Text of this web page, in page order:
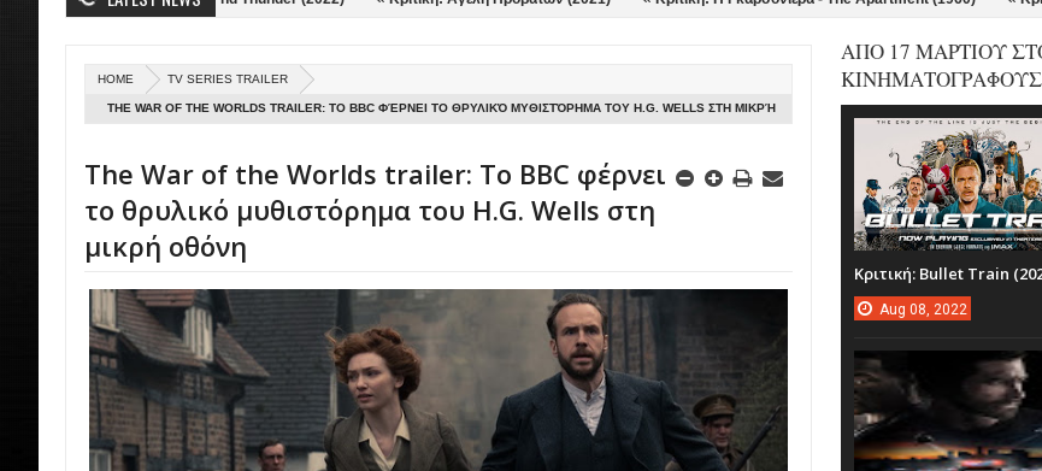
HOME TV SERIES TRAILER
THE WAR OF THE WORLDS TRAILER: ΤΟ BBC ΦΈΡΝΕΙ ΤΟ ΘΡΥΛΙΚΌ ΜΥΘΙΣΤΌΡΗΜΑ ΤΟΥ H.G. WELLS ΣΤΗ ΜΙΚΡΉ
The War of the Worlds trailer: Το BBC φέρνει
το θρυλικό μυθιστόρημα του H.G. Wells στη
μικρή οθόνη
ΑΠΟ 17 ΜΑΡΤΙΟΥ
ΚΙΝΗΜΑΤΟΓΡΑΦΟΥΣ
Κριτική: Bullet Train
Aug 08, 2022